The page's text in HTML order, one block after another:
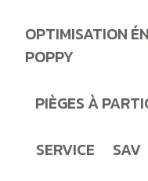
OPTIMISATION
POPPY
PIÈGES À
SERVICE
SAV